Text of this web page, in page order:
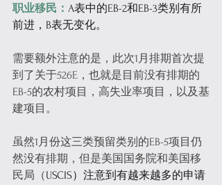
职业移民： A表中的EB-2和EB-3类别有所
前进，B表无变化。
需要额外注意的是，此次1月排期首次提
到了关于526E，也就是目前没有排期的
EB-5的农村项目，高失业率项目，以及基
建项目。
虽然1月份这三类预留类别的EB-5项目仍
然没有排期，但是美国国务院和美国移
民局（USCIS）注意到有越来越多的申请